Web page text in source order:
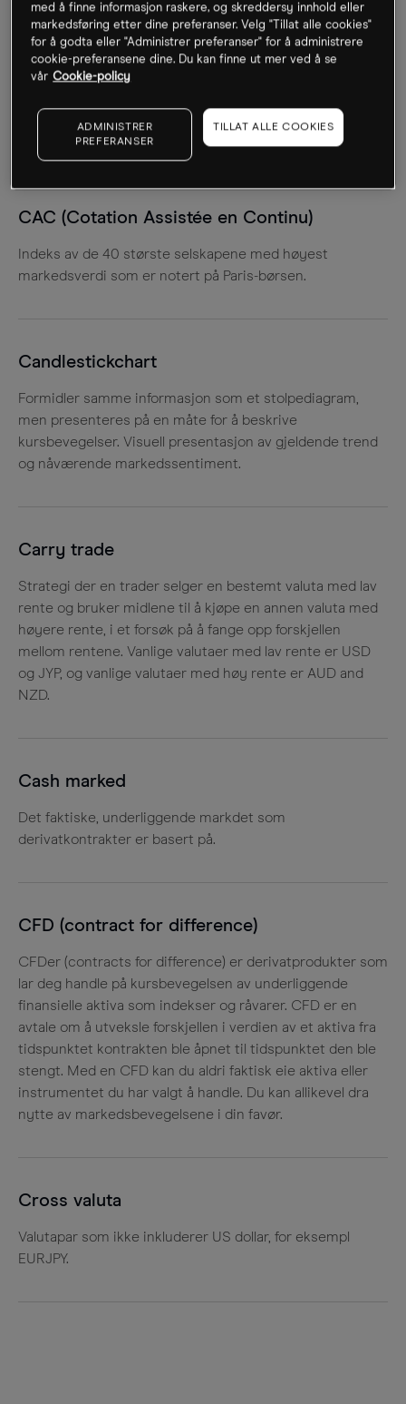
Cable (linje)
Begrep som henviser til vekslingskursen britiske
pund/amerikanske dollar. Kursen ble opprinnelig overført
mellom London- og New York-børsene via transatlantisk
telegraflinje på midten av 1800-tallet.
CAC (Cotation Assistée en Continu)
Indeks av de 40 største selskapene med høyest
markedsverdi som er notert på Paris-børsen.
Candlestickchart
Formidler samme informasjon som et stolpediagram,
men presenteres på en måte for å beskrive
kursbevegelser. Visuell presentasjon av gjeldende trend
og nåværende markedssentiment.
Carry trade
Strategi der en trader selger en bestemt valuta med lav
rente og bruker midlene til å kjøpe en annen valuta med
høyere rente, i et forsøk på å fange opp forskjellen
mellom rentene. Vanlige valutaer med lav rente er USD
og JYP, og vanlige valutaer med høy rente er AUD and
NZD.
Cash marked
Det faktiske, underliggende markdet som
derivatkontrakter er basert på.
CFD (contract for difference)
CFDer (contracts for difference) er derivatprodukter som
lar deg handle på kursbevegelsen av underliggende
finansielle aktiva som indekser og råvarer. CFD er en
avtale om å utveksle forskjellen i verdien av et aktiva fra
tidspunktet kontrakten ble åpnet til tidspunktet den ble
stengt. Med en CFD kan du aldri faktisk eie aktiva eller
instrumentet du har valgt å handle. Du kan allikevel dra
nytte av markedsbevegelsene i din favør.
Cross valuta
Valutapar som ikke inkluderer US dollar, for eksempl
EURJPY.
med å finne informasjon raskere, og skreddersy innhold eller
markedsføring etter dine preferanser. Velg "Tillat alle cookies"
for å godta eller "Administrer preferanser" for å administrere
cookie-preferansene dine. Du kan finne ut mer ved å se
vår Cookie-policy
ADMINISTRER
PREFERANSER
TILLAT ALLE COOKIES